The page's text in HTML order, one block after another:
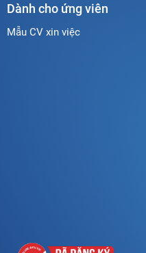
Dành cho ứng viên
Mẫu CV xin việc